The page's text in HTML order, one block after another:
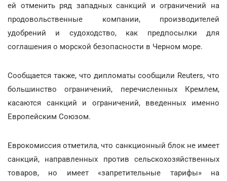
ей отменить ряд западных санкций и ограничений на
продовольственные компании, производителей
удобрений и судоходство, как предпосылки для
соглашения о морской безопасности в Черном море.
Сообщается также, что дипломаты сообщили Reuters, что
большинство ограничений, перечисленных Кремлем,
касаются санкций и ограничений, введенных именно
Европейским Союзом.
Еврокомиссия отметила, что санкционный блок не имеет
санкций, направленных против сельскохозяйственных
товаров, но имеет «запретительные тарифы» на